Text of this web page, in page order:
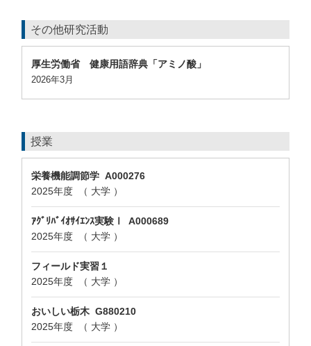
その他研究活動
厚生労働省 健康用語辞典「アミノ酸」
2026年3月
授業
栄養機能調節学 A000276
2025年度 （ 大学 ）
ｱｸﾞﾘﾊﾞｲｵｻｲｴﾝｽ実験Ⅰ A000689
2025年度 （ 大学 ）
フィールド実習１
2025年度 （ 大学 ）
おいしい栃木 G880210
2025年度 （ 大学 ）